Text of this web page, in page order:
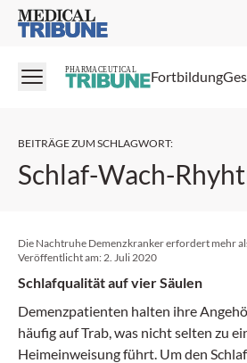
Medical Tribune
PHARMACEUTICAL Fortbildung
BEITRÄGE ZUM SCHLAGWORT:
Schlaf-Wach-
Die Nachtruhe Demenzkranker erfordert mehr
Veröffentlicht am: 2. Juli 2020
Schlafqualität auf vier Säulen
Demenzpatienten halten ihre
häufig auf Trab, was nicht selten zu
Heimeinweisung führt. Um den